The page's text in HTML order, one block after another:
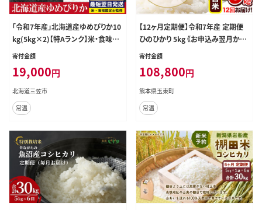
「令和7年産」北海道産ゆめぴりか10
kg(5kg×2)【特Aランク】米・食味鑑
定士監修＜最短翌日発送＞【16061
寄付金額
19,000円
北海道三笠市
常温
【12ヶ月定期便】令和7年産 定期便
ひのひかり 5kg 《お申込み翌月から
出荷》令和7年産 熊本県産 ふるさと
とのうぜい ヒノヒカリ コメ 熊本米
ひのもり---gkt_lcl_521_mo12---
寄付金額
108,800円
熊本県玉東町
常温